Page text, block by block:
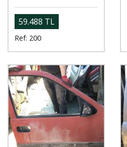
59.488 TL
Ref: 200